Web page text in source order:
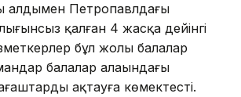
алдымен Петропавлдағы
қалған 4 жасқа дейінгі
бұл жолы балалар
балалар алаңындағы
ақтауға көмектесті.